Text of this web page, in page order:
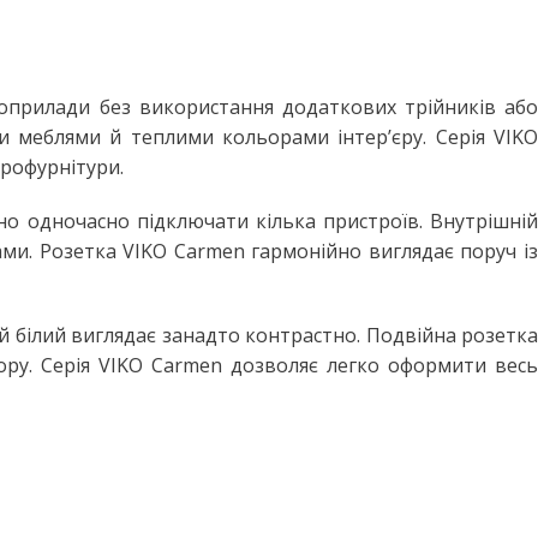
без використання додаткових трійників або
меблями й теплими кольорами інтер’єру. Серія VIKO
одночасно підключати кілька пристроїв. Внутрішній
Розетка VIKO Carmen гармонійно виглядає поруч із
виглядає занадто контрастно. Подвійна розетка
Серія VIKO Carmen дозволяє легко оформити весь